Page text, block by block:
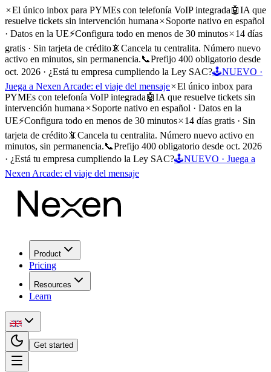
El único inbox para PYMEs con telefonía VoIP integrada🤖IA que
resuelve tickets sin intervención humana
Soporte nativo en español
· Datos en la UE⚡Configura todo en menos de 30 minutos
14 días
gratis · Sin tarjeta de crédito📵Cancela tu centralita. Número nuevo
activo en minutos, sin permanencia.📞Prefijo 400 obligatorio desde
oct. 2026 · ¿Está tu empresa cumpliendo la Ley SAC?🕹️NUEVO ·
Juega a Nexen Arcade: el viaje del mensaje
El único inbox para
PYMEs con telefonía VoIP integrada🤖IA que resuelve tickets sin
intervención humana
Soporte nativo en español · Datos en la
UE⚡Configura todo en menos de 30 minutos
14 días gratis · Sin
tarjeta de crédito📵Cancela tu centralita. Número nuevo activo en
minutos, sin permanencia.📞Prefijo 400 obligatorio desde oct. 2026
· ¿Está tu empresa cumpliendo la Ley SAC?🕹️NUEVO · Juega a
Nexen Arcade: el viaje del mensaje
Product
Pricing
Resources
Learn
Get started